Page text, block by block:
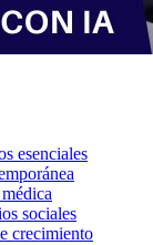
esenciales
sociales
crecimiento